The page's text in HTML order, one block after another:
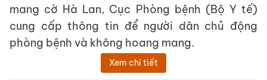
mang cờ Hà Lan, Cục Phòng bệnh (Bộ Y tế)
cung cấp thông tin để người dân chủ động
phòng bệnh và không hoang mang.
Xem chi tiết